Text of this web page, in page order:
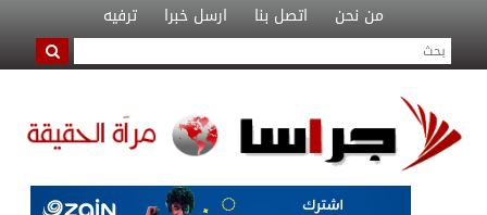
من نحن اتصل بنا ارسل خبرا ترفيه